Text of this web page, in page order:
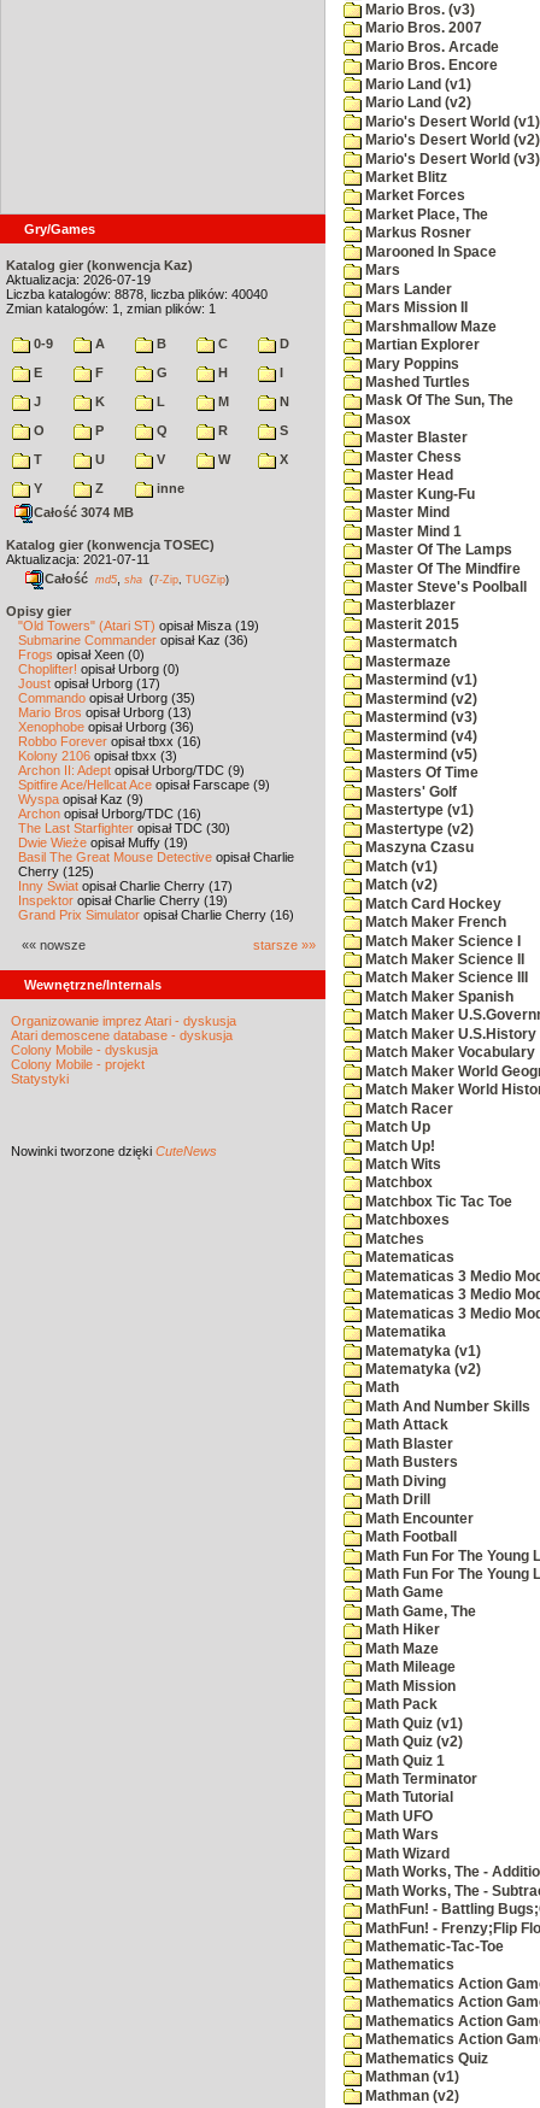
Gry/Games
Katalog gier (konwencja Kaz)
Aktualizacja: 2026-07-19
Liczba katalogów: 8878, liczba plików: 40040
Zmian katalogów: 1, zmian plików: 1
0-9 A B C
D
E
F G H
I
J
K L M
N
O
P Q R
S
T
U V W
X
Y
Z
inne
Całość 3074 MB
Katalog gier (konwencja TOSEC)
Aktualizacja: 2021-07-11
Całość md5 sha (7-Zip TUGZip)
Opisy gier
"Old Towers" (Atari ST) opisał Misza (19)
Submarine Commander opisał Kaz (36)
Frogs opisał Xeen (0)
Choplifter! opisał Urborg (0)
Joust opisał Urborg (17)
Commando opisał Urborg (35)
Mario Bros opisał Urborg (13)
Xenophobe opisał Urborg (36)
Robbo Forever opisał tbxx (16)
Kolony 2106 opisał tbxx (3)
Archon II: Adept opisał Urborg/TDC (9)
Spitfire Ace/Hellcat Ace opisał Farscape (9)
Wyspa opisał Kaz (9)
Archon opisał Urborg/TDC (16)
The Last Starfighter opisał TDC (30)
Dwie Wieże opisał Muffy (19)
Basil The Great Mouse Detective opisał Charlie
Cherry (125)
Inny Świat opisał Charlie Cherry (17)
Inspektor opisał Charlie Cherry (19)
Grand Prix Simulator opisał Charlie Cherry (16)
«« nowsze starsze »»
Wewnętrzne/Internals
Organizowanie imprez Atari - dyskusja
Atari demoscene database - dyskusja
Colony Mobile - dyskusja
Colony Mobile - projekt
Statystyki
Nowinki tworzone dzięki CuteNews
Mario Bros. (v3)
Mario Bros. 2007
Mario Bros. Arcade
Mario Bros. Encore
Mario Land (v1)
Mario Land (v2)
Mario's Desert World (v1)
Mario's Desert World (v2)
Mario's Desert World (v3)
Market Blitz
Market Forces
Market Place, The
Markus Rosner
Marooned In Space
Mars
Mars Lander
Mars Mission II
Marshmallow Maze
Martian Explorer
Mary Poppins
Mashed Turtles
Mask Of The Sun, The
Masox
Master Blaster
Master Chess
Master Head
Master Kung-Fu
Master Mind
Master Mind 1
Master Of The Lamps
Master Of The Mindfire
Master Steve's Poolball
Masterblazer
Masterit 2015
Mastermatch
Mastermaze
Mastermind (v1)
Mastermind (v2)
Mastermind (v3)
Mastermind (v4)
Mastermind (v5)
Masters Of Time
Masters' Golf
Mastertype (v1)
Mastertype (v2)
Maszyna Czasu
Match (v1)
Match (v2)
Match Card Hockey
Match Maker French
Match Maker Science I
Match Maker Science II
Match Maker Science III
Match Maker Spanish
Match Maker
Match Maker U.S.History
Match Maker Vocabulary
Match Maker World
Match Maker World
Match Racer
Match Up
Match Up!
Match Wits
Matchbox
Matchbox Tic Tac Toe
Matchboxes
Matches
Matematicas
Matematicas 3 Medio
Matematicas 3 Medio
Matematicas 3 Medio
Matematika
Matematyka (v1)
Matematyka (v2)
Math
Math And Number Skills
Math Attack
Math Blaster
Math Busters
Math Diving
Math Drill
Math Encounter
Math Football
Math Fun For The Young
Math Fun For The Young
Math Game
Math Game, The
Math Hiker
Math Maze
Math Mileage
Math Mission
Math Pack
Math Quiz (v1)
Math Quiz (v2)
Math Quiz 1
Math Terminator
Math Tutorial
Math UFO
Math Wars
Math Wizard
Math Works, The -
Math Works, The -
MathFun! - Battling
MathFun! - Frenzy;Flip
Mathematic-Tac-Toe
Mathematics
Mathematics Action
Mathematics Action
Mathematics Action
Mathematics Action
Mathematics Quiz
Mathman (v1)
Mathman (v2)